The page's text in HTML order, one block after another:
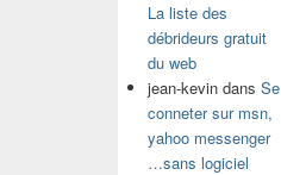
La liste des
débrideurs gratuit
du web
jean-kevindans Se
conneter sur msn,
yahoo messenger
…sans logiciel